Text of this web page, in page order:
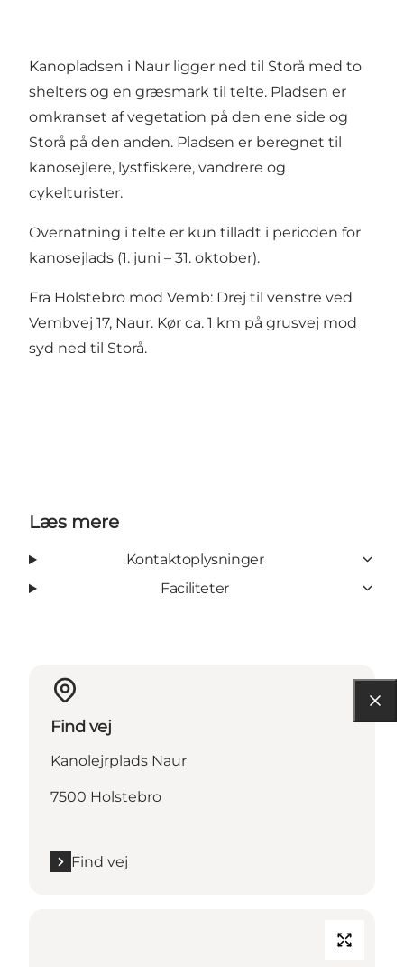
Kanopladsen i Naur ligger ned til Storå med to
shelters og en græsmark til telte. Pladsen er
omkranset af vegetation på den ene side og
Storå på den anden. Pladsen er beregnet til
kanosejlere, lystfiskere, vandrere og
cykelturister.
Overnatning i telte er kun tilladt i perioden for
kanosejlads (1. juni – 31. oktober).
Fra Holstebro mod Vemb: Drej til venstre ved
Vembvej 17, Naur. Kør ca. 1 km på grusvej mod
syd ned til Storå.
Læs mere
Kontaktoplysninger
Faciliteter
Find vej
Kanolejrplads Naur
7500 Holstebro
Find vej